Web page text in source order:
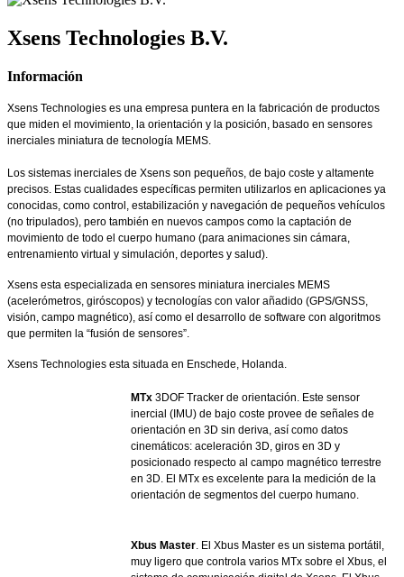
Xsens Technologies B.V.
Información
Xsens Technologies es una empresa puntera en la fabricación de productos
que miden el movimiento, la orientación y la posición, basado en sensores
inerciales miniatura de tecnología MEMS.
Los sistemas inerciales de Xsens son pequeños, de bajo coste y altamente
precisos. Estas cualidades específicas permiten utilizarlos en aplicaciones ya
conocidas, como control, estabilización y navegación de pequeños vehículos
(no tripulados), pero también en nuevos campos como la captación de
movimiento de todo el cuerpo humano (para animaciones sin cámara,
entrenamiento virtual y simulación, deportes y salud).
Xsens esta especializada en sensores miniatura inerciales MEMS
(acelerómetros, giróscopos) y tecnologías con valor añadido (GPS/GNSS,
visión, campo magnético), así como el desarrollo de software con algoritmos
que permiten la “fusión de sensores”.
Xsens Technologies esta situada en Enschede, Holanda.
MTx 3DOF Tracker de orientación. Este sensor
inercial (IMU) de bajo coste provee de señales de
orientación en 3D sin deriva, así como datos
cinemáticos: aceleración 3D, giros en 3D y
posicionado respecto al campo magnético terrestre
en 3D. El MTx es excelente para la medición de la
orientación de segmentos del cuerpo humano.
Xbus Master. El Xbus Master es un sistema portátil,
muy ligero que controla varios MTx sobre el Xbus, el